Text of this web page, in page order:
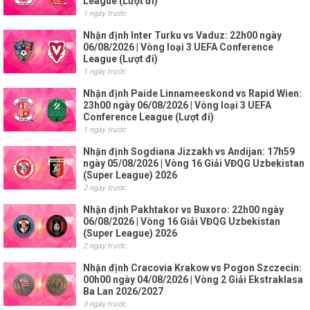
1 ngày trước
Nhận định Inter Turku vs Vaduz: 22h00 ngày
06/08/2026 | Vòng loại 3 UEFA Conference
League (Lượt đi)
1 ngày trước
Nhận định Paide Linnameeskond vs Rapid Wien:
23h00 ngày 06/08/2026 | Vòng loại 3 UEFA
Conference League (Lượt đi)
1 ngày trước
Nhận định Sogdiana Jizzakh vs Andijan: 17h59
ngày 05/08/2026 | Vòng 16 Giải VĐQG Uzbekistan
(Super League) 2026
2 ngày trước
Nhận định Pakhtakor vs Buxoro: 22h00 ngày
06/08/2026 | Vòng 16 Giải VĐQG Uzbekistan
(Super League) 2026
2 ngày trước
Nhận định Cracovia Krakow vs Pogon Szczecin:
00h00 ngày 04/08/2026 | Vòng 2 Giải Ekstraklasa
Ba Lan 2026/2027
3 ngày trước